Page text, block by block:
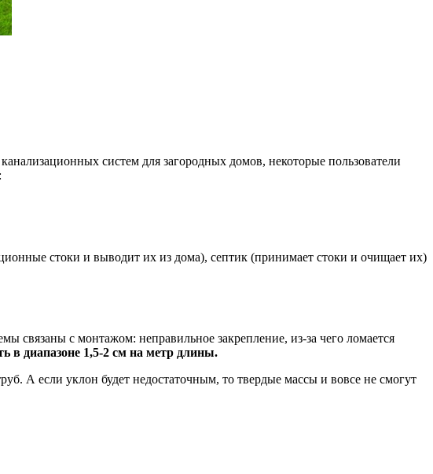
систем для загородных домов, некоторые пользователи
стоки и выводит их из дома), септик (принимает стоки и очищает их)
связаны с монтажом: неправильное закрепление, из-за чего ломается
в диапазоне 1,5-2 см на метр длины.
А если уклон будет недостаточным, то твердые массы и вовсе не смогут